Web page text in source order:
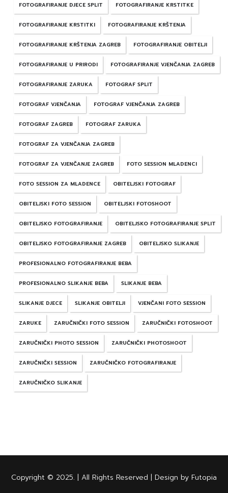
FOTOGRAFIRANJE DJECE SPLIT FOTOGRAFIRANJE KRSTITKE
FOTOGRAFIRANJE KRSTITKI FOTOGRAFIRANJE KRŠTENJA
FOTOGRAFIRANJE KRŠTENJA ZAGREB FOTOGRAFIRANJE OBITELJI
FOTOGRAFIRANJE U PRIRODI FOTOGRAFIRANJE VJENČANJA ZAGREB
FOTOGRAFIRANJE ZARUKA FOTOGRAF SPLIT
FOTOGRAF VJENČANJA FOTOGRAF VJENČANJA ZAGREB
FOTOGRAF ZAGREB FOTOGRAF ZARUKA
FOTOGRAF ZA VJENČANJA ZAGREB
FOTOGRAF ZA VJENČANJE ZAGREB FOTO SESSION MLADENCI
FOTO SESSION ZA MLADENCE OBITELJSKI FOTOGRAF
OBITELJSKI FOTO SESSION OBITELJSKI FOTOSHOOT
OBITELJSKO FOTOGRAFIRANJE OBITELJSKO FOTOGRAFIRANJE SPLIT
OBITELJSKO FOTOGRAFIRANJE ZAGREB OBITELJSKO SLIKANJE
PROFESIONALNO FOTOGRAFIRANJE BEBA
PROFESIONALNO SLIKANJE BEBA SLIKANJE BEBA
SLIKANJE DJECE SLIKANJE OBITELJI VJENČANI FOTO SESSION
ZARUKE ZARUČNIČKI FOTO SESSION ZARUČNIČKI FOTOSHOOT
ZARUČNIČKI PHOTO SESSION ZARUČNIČKI PHOTOSHOOT
ZARUČNIČKI SESSION ZARUČNIČKO FOTOGRAFIRANJE
ZARUČNIČKO SLIKANJE
Copyright © 2025. | All Rights Reserved | Design by Futopia